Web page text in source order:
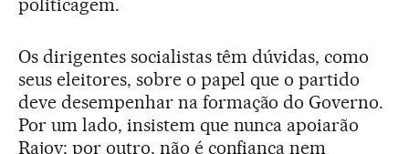
politicagem.
Os dirigentes socialistas têm dúvidas, como
seus eleitores, sobre o papel que o partido
deve desempenhar na formação do Governo.
Por um lado, insistem que nunca apoiarão
Rajoy; por outro, não é confiança nem